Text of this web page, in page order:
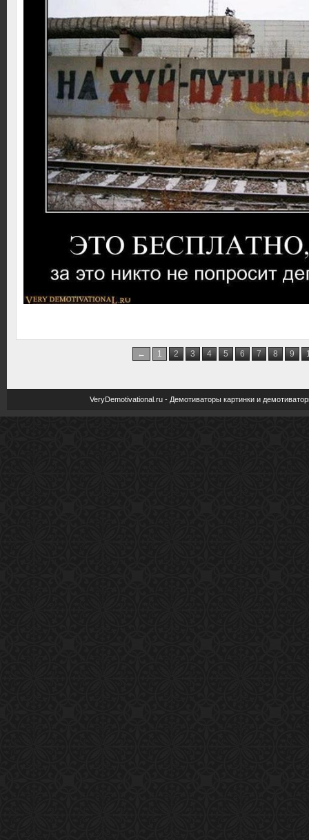
← 1 2 3 4 5 6 7 8 9
VeryDemotivational.ru - Демотиваторы картинки и